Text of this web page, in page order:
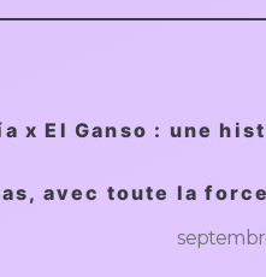
x El Ganso : une
avec toute la